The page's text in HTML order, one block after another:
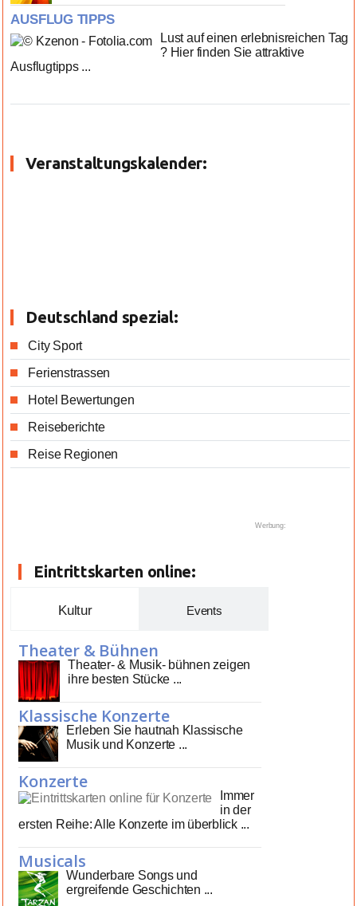
AUSFLUG TIPPS
Lust auf einen erlebnisreichen Tag
? Hier finden Sie attraktive
Ausflugtipps ...
Veranstaltungskalender:
Deutschland spezial:
City Sport
Ferienstrassen
Hotel Bewertungen
Reiseberichte
Reise Regionen
Werbung:
Eintrittskarten online:
Kultur Events
Theater & Bühnen
Theater- & Musik- bühnen zeigen
ihre besten Stücke ...
Klassische Konzerte
Erleben Sie hautnah Klassische
Musik und Konzerte ...
Konzerte
Immer
in der
ersten Reihe: Alle Konzerte im überblick ...
Musicals
Wunderbare Songs und
ergreifende Geschichten ...